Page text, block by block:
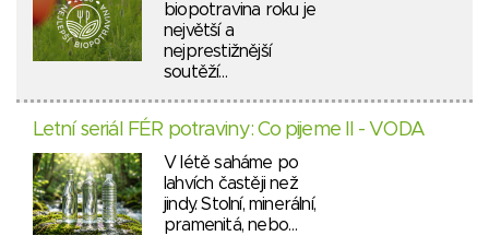
biopotravina roku je
největší a
nejprestižnější
soutěží…
Letní seriál FÉR potraviny: Co pijeme II - VODA
V létě saháme po
lahvích častěji než
jindy. Stolní, minerální,
pramenitá, nebo…